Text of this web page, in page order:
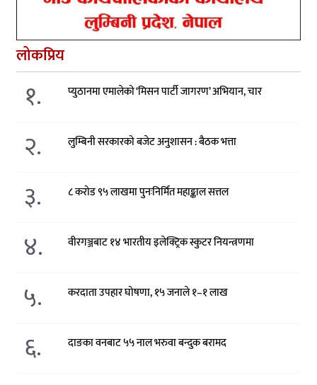
लोकप्रिय
१. प्युठानमा एमालेको ‘मिसन पार्टी जागरण’ अभियान, चार
२. लुम्बिनी सरकारको बजेट अनुशासन : बैठक भत्ता
३. ८ करोड ९५ लाखमा पुनःनिर्मित महाङ्काल सत्तल
४. वीरगञ्जबाट १४ भारतीय इलेक्ट्रिक स्कुटर नियन्त्रणमा
५. करदाता उपहार घोषणा, १५ जनाले १–१ लाख
६. दाङका वनबाट ५५ नाल भरुवा बन्दुक बरामद